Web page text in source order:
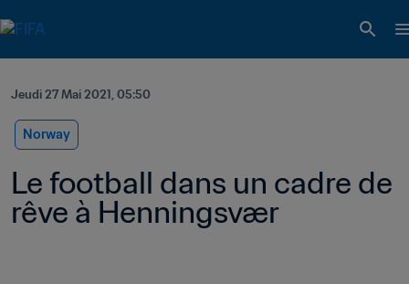
Jeudi 27 Mai 2021, 05:50
Norway
Le football dans un cadre de
rêve à Henningsvær